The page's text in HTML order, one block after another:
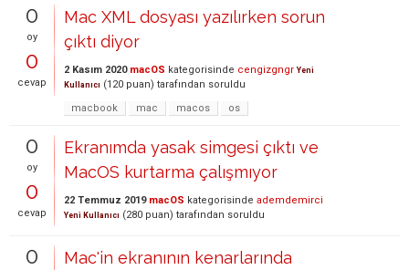
0
oy
0
cevap
Mac XML dosyası yazılırken sorun
çıktı diyor
2 Kasım 2020 macOS kategorisinde cengizgngr Yeni
Kullanıcı (120 puan) tarafından soruldu
macbook
mac macos os
0
oy
0
cevap
Ekranımda yasak simgesi çıktı ve
MacOS kurtarma çalışmıyor
22 Temmuz 2019 macOS kategorisinde ademdemirci
Yeni Kullanıcı (280 puan) tarafından soruldu
0
Mac'in ekranının kenarlarında